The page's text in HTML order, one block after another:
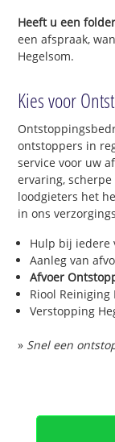
Heeft u een
een afspraak,
Hegelsom.
Kies voor
ontstoppers in
service voor uw
ervaring,
loodgieters het
in ons
Hulp bij iedere
Aanleg van
Afvoer
Riool Reiniging
Verstopping
» Snel een